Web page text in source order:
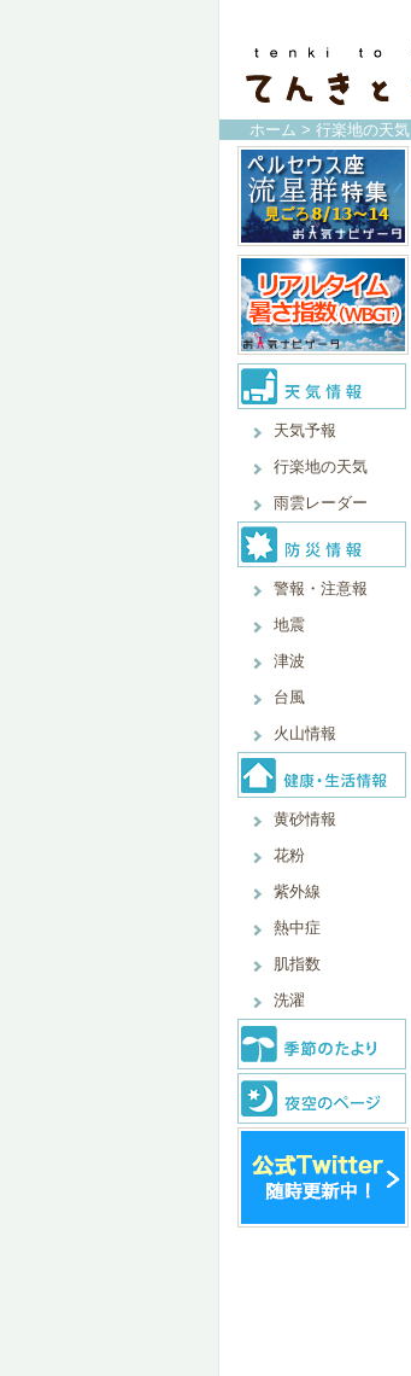
ホーム > 行楽地の天気
天気予報
行楽地の天気
雨雲レーダー
警報・注意報
地震
津波
台風
火山情報
黄砂情報
花粉
紫外線
熱中症
肌指数
洗濯